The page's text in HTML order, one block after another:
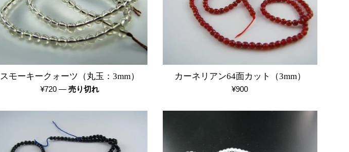
スモーキークォーツ（丸玉：3mm）
通
価
¥720—売り切れ
カーネリアン64面カット（3mm）
通
価
¥900